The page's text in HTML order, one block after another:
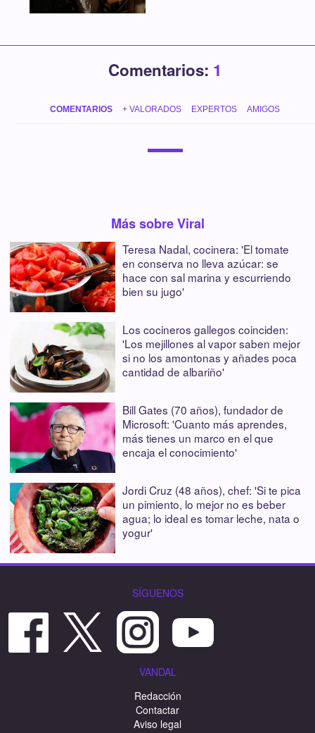
Comentarios: 1
COMENTARIOS + VALORADOS EXPERTOS AMIGOS
Más sobre Viral
Teresa Nadal, cocinera: 'El tomate
en conserva no lleva azúcar: se
hace con sal marina y escurriendo
bien su jugo'
Los cocineros gallegos coinciden:
'Los mejillones al vapor saben mejor
si no los amontonas y añades poca
cantidad de albariño'
Bill Gates (70 años), fundador de
Microsoft: 'Cuanto más aprendes,
más tienes un marco en el que
encaja el conocimiento'
Jordi Cruz (48 años), chef: 'Si te pica
un pimiento, lo mejor no es beber
agua; lo ideal es tomar leche, nata o
yogur'
SÍGUENOS
VANDAL
Redacción
Contactar
Aviso legal